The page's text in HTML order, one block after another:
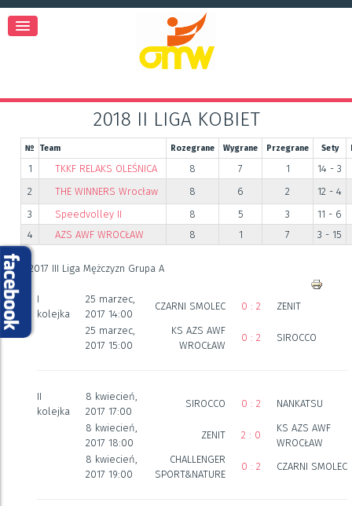
2018 II LIGA KOBIET
№ Team Rozegrane Wygrane Przegrane Sety
1 TKKF RELAKS OLEŚNICA 8 7 1
14 - 3
2
THE WINNERS Wrocław 8 6 2
12 - 4
3
Speedvolley II 8 5 3
11 - 6
4
AZS AWF WROCŁAW 8 1 7 3 - 15
2017 III Liga Mężczyzn Grupa A
I
kolejka
25 marzec,
2017 14:00
CZARNI SMOLEC 0 : 2 ZENIT
25 marzec,
2017 15:00
KS AZS AWF
WROCŁAW
0 : 2 SIROCCO
II
kolejka
8 kwiecień,
2017 17:00
SIROCCO 0 : 2 NANKATSU
8 kwiecień,
2017 18:00
ZENIT 2 : 0
KS AZS AWF
WROCŁAW
8 kwiecień,
2017 19:00
CHALLENGER
SPORT&NATURE
0 : 2 CZARNI SMOLEC